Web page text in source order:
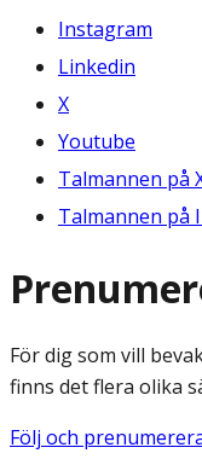
Instagram
Linkedin
X
Youtube
Talmannen på
Talmannen på
För dig som vill
finns det flera olika
Följ och